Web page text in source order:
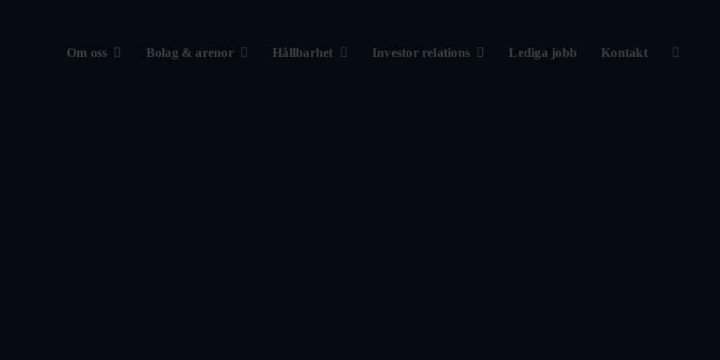
Om oss Bolag & arenor Hållbarhet Investor relations Lediga jobb Kontakt